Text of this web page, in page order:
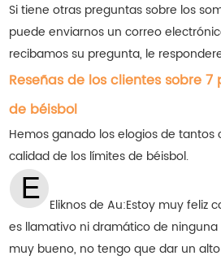
Si tiene otras preguntas sobre los
puede enviarnos un correo
recibamos su pregunta, le
Reseñas de los clientes sobre
de béisbol
Hemos ganado los elogios de tantos
calidad de los límites de béisbol.
Eliknos de Au:Estoy muy feliz
es llamativo ni dramático de
muy bueno, no tengo que dar un